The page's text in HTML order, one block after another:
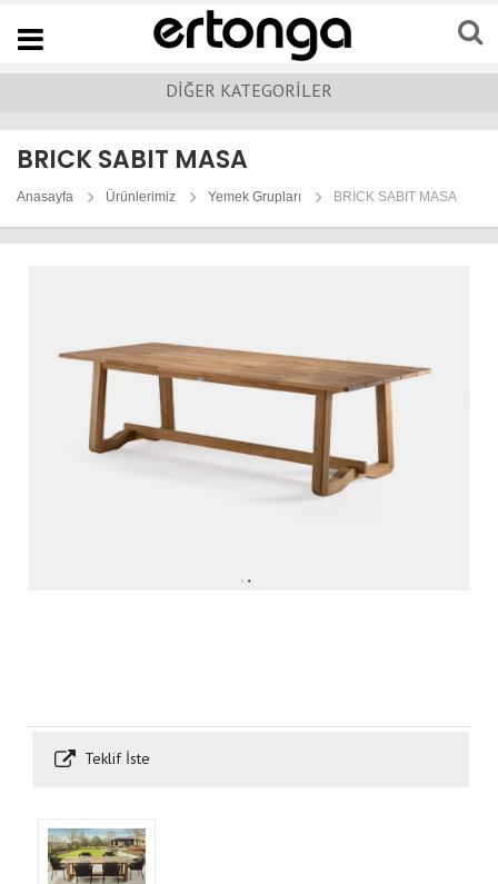
Navigation
DİĞER KATEGORİLER
BRICK SABIT MASA
Anasayfa Ürünlerimiz Yemek Grupları BRICK SABIT MASA
Teklif İste